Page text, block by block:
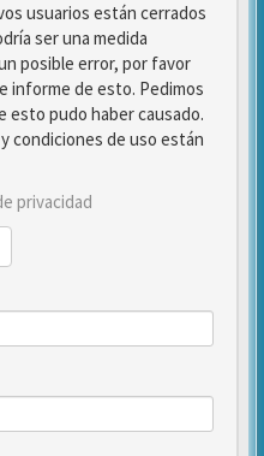
usuarios están cerrados
ser una medida
posible error, por favor
informe de esto. Pedimos
esto pudo haber causado.
condiciones de uso están
privacidad